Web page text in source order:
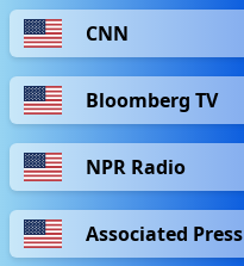
CNN
Bloomberg TV
NPR Radio
Associated Press